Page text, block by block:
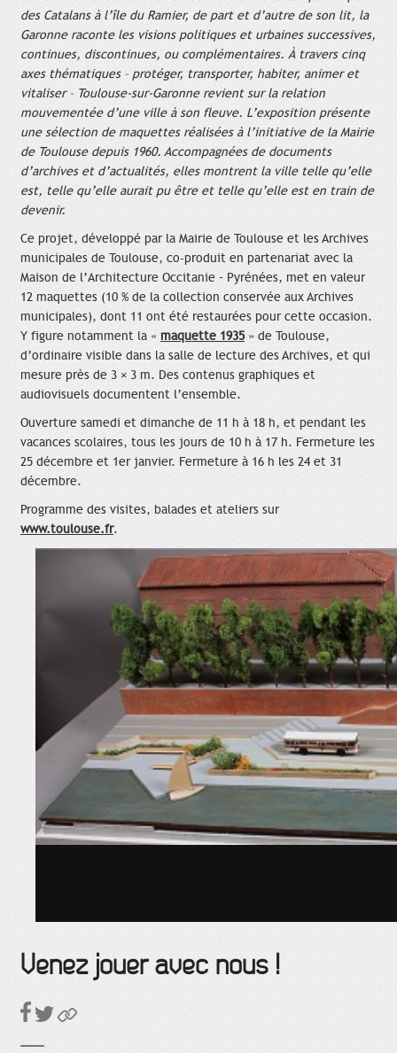
des Catalans à l’île du Ramier, de part et d’autre de son lit, la
Garonne raconte les visions politiques et urbaines successives,
continues, discontinues, ou complémentaires. À travers cinq
axes thématiques – protéger, transporter, habiter, animer et
vitaliser – Toulouse‑sur-Garonne revient sur la relation
mouvementée d’une ville à son fleuve. L’exposition présente
une sélection de maquettes réalisées à l’initiative de la Mairie
de Toulouse depuis 1960. Accompagnées de documents
d’archives et d’actualités, elles montrent la ville telle qu’elle
est, telle qu’elle aurait pu être et telle qu’elle est en train de
devenir.
Ce projet, développé par la Mairie de Toulouse et les Archives
municipales de Toulouse, co-produit en partenariat avec la
Maison de l’Architecture Occitanie – Pyrénées, met en valeur
12 maquettes (10 % de la collection conservée aux Archives
municipales), dont 11 ont été restaurées pour cette occasion.
Y figure notamment la « maquette 1935 » de Toulouse,
d’ordinaire visible dans la salle de lecture des Archives, et qui
mesure près de 3 × 3 m. Des contenus graphiques et
audiovisuels documentent l’ensemble.
Ouverture samedi et dimanche de 11 h à 18 h, et pendant les
vacances scolaires, tous les jours de 10 h à 17 h. Fermeture les
25 décembre et 1er janvier. Fermeture à 16 h les 24 et 31
décembre.
Programme des visites, balades et ateliers sur
www.toulouse.fr.
Venez jouer avec nous !